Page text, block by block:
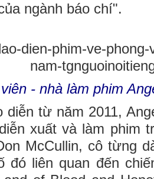
ngành báo chí".
- nhà làm phim
từ năm 2011,
xuất và làm phim
McCullin, cô từng
đó liên quan đến